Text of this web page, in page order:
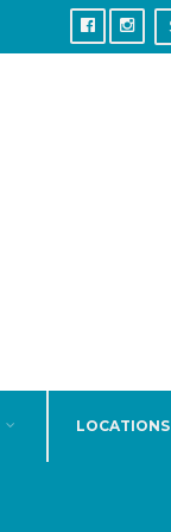
LOCATIONS